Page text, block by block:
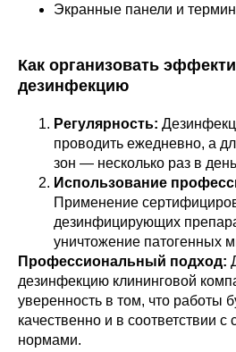
Экранные панели и
Как организовать
дезинфекцию
Регулярность:
проводить ежедневно, а
зон — несколько раз в
Использование
Применение
дезинфицирующих
уничтожение патогенных
Профессиональный подход:
дезинфекцию клининговой
уверенность в том, что работы
качественно и в соответствии
нормами.